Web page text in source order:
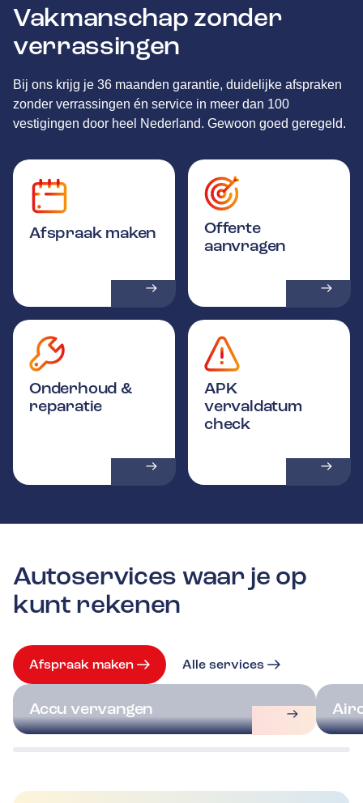
Vakmanschap zonder
verrassingen
Bij ons krijg je 36 maanden garantie, duidelijke afspraken
zonder verrassingen én service in meer dan 100
vestigingen door heel Nederland. Gewoon goed geregeld.
Afspraak maken
Offerte
aanvragen
Onderhoud &
reparatie
APK
vervaldatum
check
Autoservices waar je op
kunt rekenen
Afspraak maken Alle services
Accu vervangen